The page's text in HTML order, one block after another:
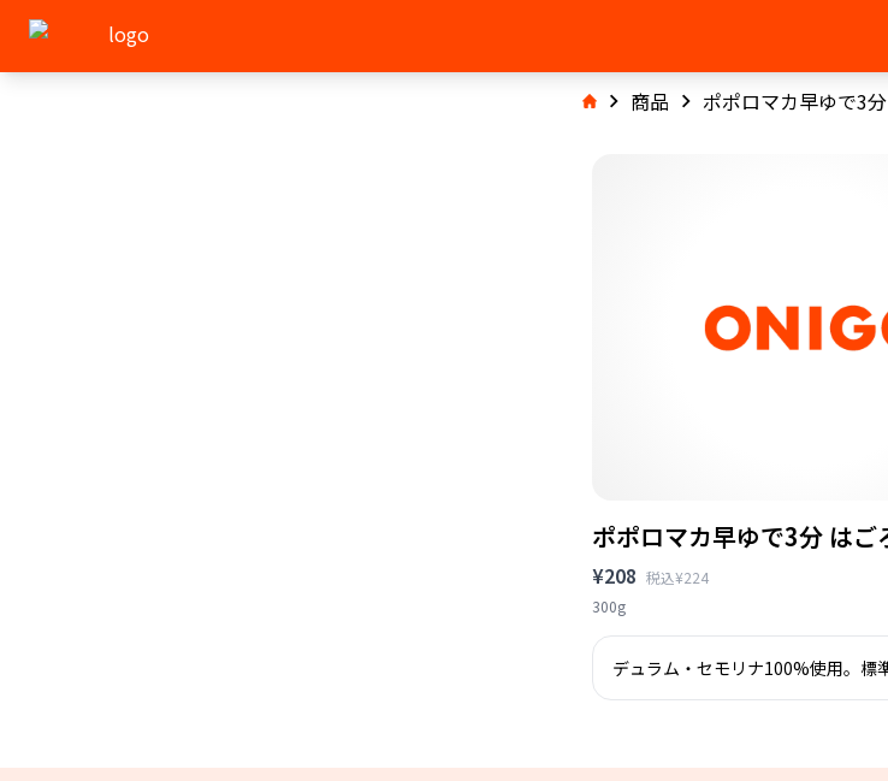
商品 ポポロマカ早ゆで3
ポポロマカ早ゆで3分 はご
¥208 税込¥224
300g
デュラム・セモリナ100%使用。標